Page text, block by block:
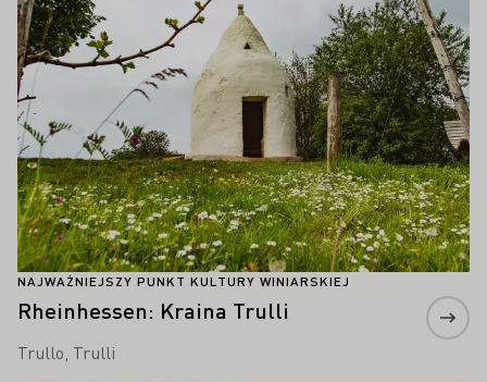
NAJWAŻNIEJSZY PUNKT KULTURY WINIARSKIEJ
Rheinhessen: Kraina Trulli
Trullo, Trulli